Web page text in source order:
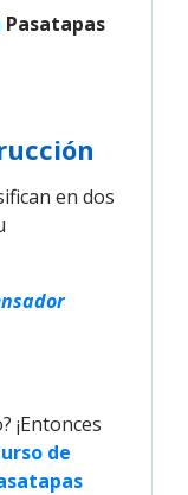
Pasatapas
en dos
¡Entonces
de